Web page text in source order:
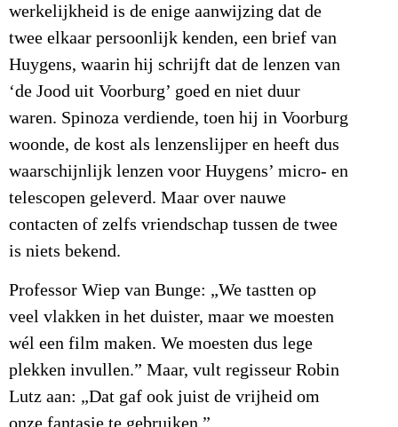
werkelijkheid is de enige aanwijzing dat de
twee elkaar persoonlijk kenden, een brief van
Huygens, waarin hij schrijft dat de lenzen van
‘de Jood uit Voorburg’ goed en niet duur
waren. Spinoza verdiende, toen hij in Voorburg
woonde, de kost als lenzenslijper en heeft dus
waarschijnlijk lenzen voor Huygens’ micro- en
telescopen geleverd. Maar over nauwe
contacten of zelfs vriendschap tussen de twee
is niets bekend.
Professor Wiep van Bunge: „We tastten op
veel vlakken in het duister, maar we moesten
wél een film maken. We moesten dus lege
plekken invullen.” Maar, vult regisseur Robin
Lutz aan: „Dat gaf ook juist de vrijheid om